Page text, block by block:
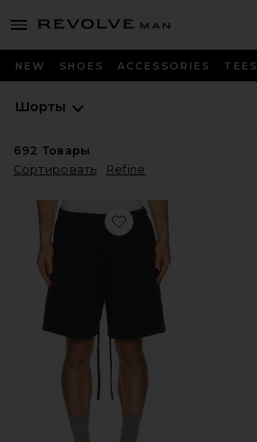
menu - shows more content
Revolve
NEW SHOES ACCESSORIES TEES
Шорты
692 Товары
Сортировать
Refine
Favorite ШОРТЫ ALWAYS ON